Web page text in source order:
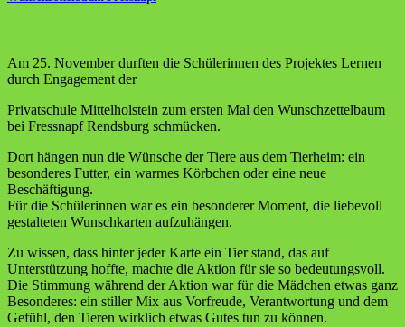
Am 25. November durften die Schülerinnen des Projektes Lernen
durch Engagement der
Privatschule Mittelholstein zum ersten Mal den Wunschzettelbaum
bei Fressnapf Rendsburg schmücken.
Dort hängen nun die Wünsche der Tiere aus dem Tierheim: ein
besonderes Futter, ein warmes Körbchen oder eine neue
Beschäftigung.
Für die Schülerinnen war es ein besonderer Moment, die liebevoll
gestalteten Wunschkarten aufzuhängen.
Zu wissen, dass hinter jeder Karte ein Tier stand, das auf
Unterstützung hoffte, machte die Aktion für sie so bedeutungsvoll.
Die Stimmung während der Aktion war für die Mädchen etwas ganz
Besonderes: ein stiller Mix aus Vorfreude, Verantwortung und dem
Gefühl, den Tieren wirklich etwas Gutes tun zu können.